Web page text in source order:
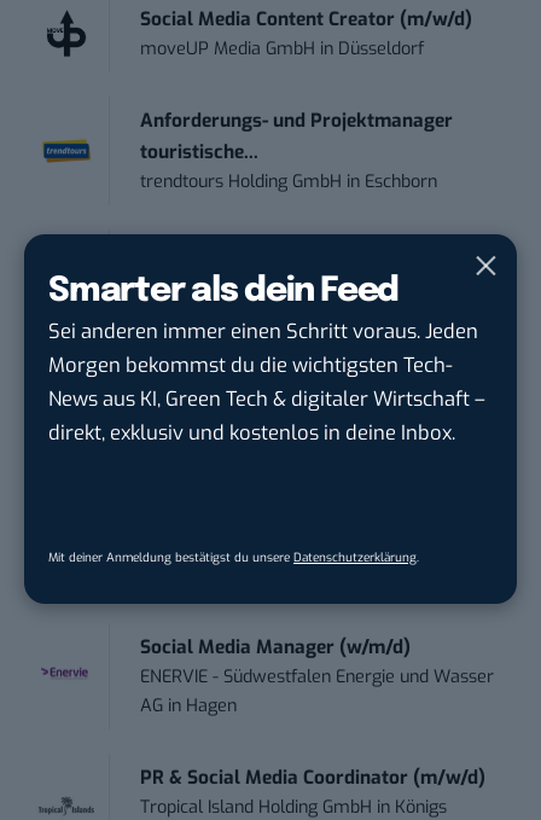
Smarter als dein Feed
Sei anderen immer einen Schritt voraus. Jeden
Morgen bekommst du die wichtigsten Tech-
News aus KI, Green Tech & digitaler Wirtschaft –
direkt, exklusiv und kostenlos in deine Inbox.
Mit deiner Anmeldung bestätigst du unsere Datenschutzerklärung.
Social Media Content Creator (m/w/d)
moveUP Media GmbH in Düsseldorf
Anforderungs- und Projektmanager
touristische...
trendtours Holding GmbH in Eschborn
EDEKA Südwest Stiftung & Co. KG
Volontär (m/w/d) Online-Redaktion &
Conte...
TURCK-GruppeinMülheim an der Ruhr
Social Media Manager (w/m/d)
ENERVIE - Südwestfalen Energie und Wasser
AG in Hagen
PR & Social Media Coordinator (m/w/d)
Tropical Island Holding GmbH in Königs